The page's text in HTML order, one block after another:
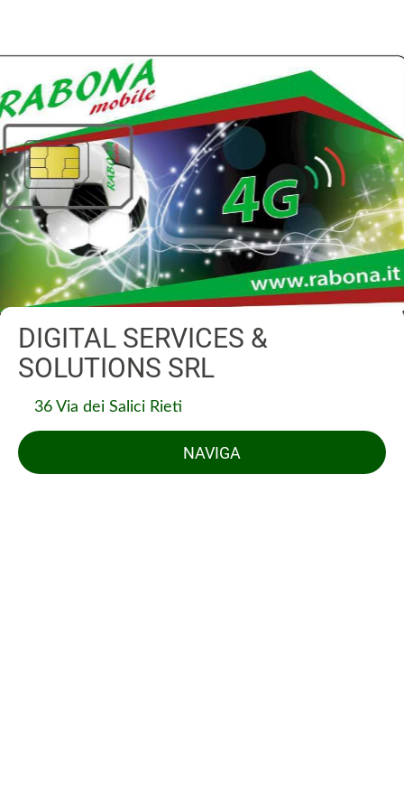
DIGITAL SERVICES &
SOLUTIONS SRL
36 Via dei Salici Rieti
NAVIGA